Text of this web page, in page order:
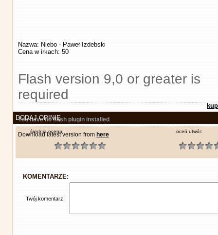
Nazwa: Niebo - Paweł Izdebski
Cena w irkach: 50
Flash version 9,0 or greater is
required
You have no flash plugin installed
Download latest version from here
DODAJ OPINIĘ
średnia ocena: oceń utwór:
KOMENTARZE:
Twój komentarz: